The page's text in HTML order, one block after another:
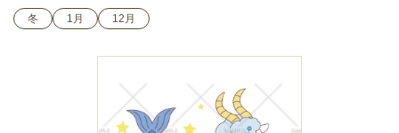
冬 1月 12月